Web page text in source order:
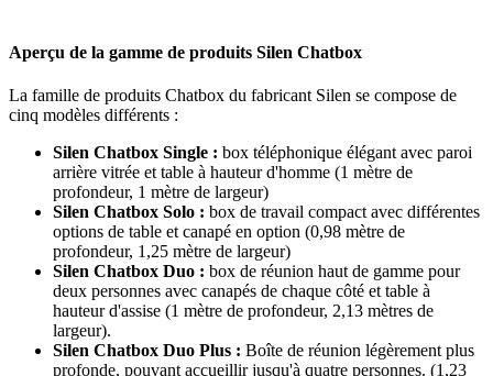
Aperçu de la gamme de produits Silen Chatbox
La famille de produits Chatbox du fabricant Silen se compose de
cinq modèles différents :
Silen Chatbox Single : box téléphonique élégant avec paroi
arrière vitrée et table à hauteur d'homme (1 mètre de
profondeur, 1 mètre de largeur)
Silen Chatbox Solo : box de travail compact avec différentes
options de table et canapé en option (0,98 mètre de
profondeur, 1,25 mètre de largeur)
Silen Chatbox Duo : box de réunion haut de gamme pour
deux personnes avec canapés de chaque côté et table à
hauteur d'assise (1 mètre de profondeur, 2,13 mètres de
largeur).
Silen Chatbox Duo Plus : Boîte de réunion légèrement plus
profonde, pouvant accueillir jusqu'à quatre personnes. (1,23